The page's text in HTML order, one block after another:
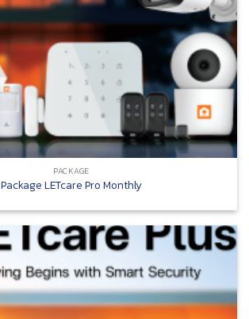
PACKAGE
Package LETcare Pro Monthly